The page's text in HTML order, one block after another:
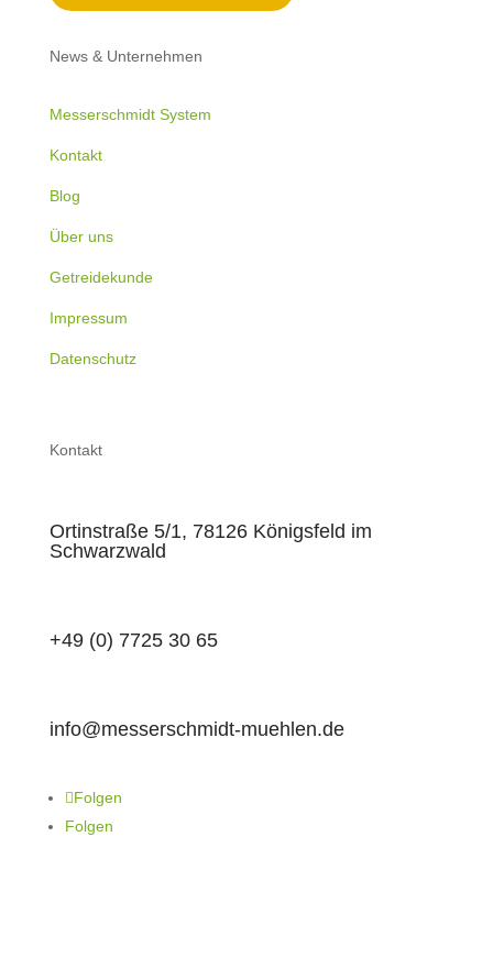
News & Unternehmen
Messerschmidt System
Kontakt
Blog
Über uns
Getreidekunde
Impressum
Datenschutz
Kontakt
Ortinstraße 5/1, 78126 Königsfeld im
Schwarzwald
+49 (0) 7725 30 65
info@messerschmidt-muehlen.de
Folgen
Folgen